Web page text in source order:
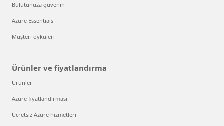
Bulutunuza güvenin
Azure Essentials
Müşteri öyküleri
Ürünler ve fiyatlandırma
Ürünler
Azure fiyatlandırması
Ücretsiz Azure hizmetleri